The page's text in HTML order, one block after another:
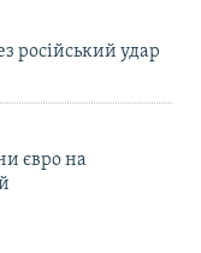
російський удар
євро на